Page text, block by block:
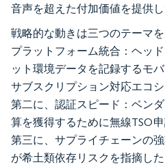
音声を超えた付加価値を提供し
戦略的な動きは三つのテーマ
プラットフォーム統合：ヘッ
ット環境データを記録するモ
サブスクリプション対応エコ
第二に、認証スピード：ベン
算を獲得するために無線TSO
第三に、サプライチェーンの
が希土類依存リスクを指摘し